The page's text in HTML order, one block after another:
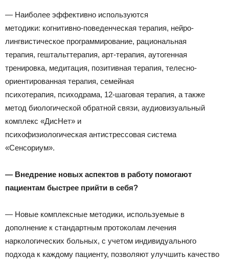
— Наиболее эффективно используются
методики: когнитивно-поведенческая терапия, нейро-
лингвистическое программирование, рациональная
терапия, гештальттерапия, арт-терапия, аутогенная
тренировка, медитация, позитивная терапия, телесно-
ориентированная терапия, семейная
психотерапия, психодрама, 12-шаговая терапия, а также
метод биологической обратной связи, аудиовизуальный
комплекс «ДисНет» и
психофизиологическая антистрессовая система
«Сенсориум».
— Внедрение новых аспектов в работу помогают
пациентам быстрее прийти в себя?
— Новые комплексные методики, используемые в
дополнение к стандартным протоколам лечения
наркологических больных, с учетом индивидуального
подхода к каждому пациенту, позволяют улучшить качество